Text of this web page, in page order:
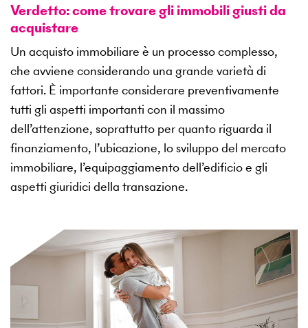
Verdetto: come trovare gli immobili giusti da
acquistare
Un acquisto immobiliare è un processo complesso,
che avviene considerando una grande varietà di
fattori. È importante considerare preventivamente
tutti gli aspetti importanti con il massimo
dell’attenzione, soprattutto per quanto riguarda il
finanziamento, l’ubicazione, lo sviluppo del mercato
immobiliare, l’equipaggiamento dell’edificio e gli
aspetti giuridici della transazione.